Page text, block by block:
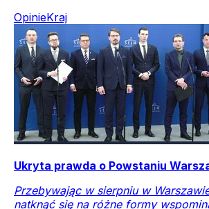
OpinieKraj
Ukryta prawda o Powstaniu
Przebywając w sierpniu w
natknąć się na różne formy